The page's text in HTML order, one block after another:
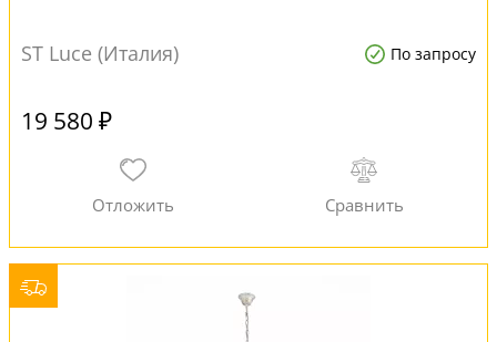
ST Luce (Италия) По запросу
19 580 ₽